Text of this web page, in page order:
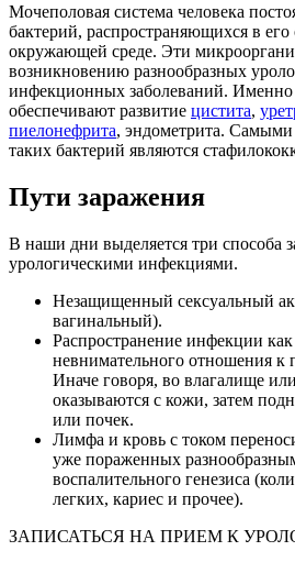
Мочеполовая система человека
бактерий, распространяющихся в его
окружающей среде. Эти
возникновению разнообразных
инфекционных заболеваний. Именно
обеспечивают развитие цистита,
пиелонефрита, эндометрита.
таких бактерий являются
Пути заражения
В наши дни выделяется три способа
урологическими инфекциями.
Незащищенный сексуальный
вагинальный).
Распространение инфекции как
невнимательного отношения к
Иначе говоря, во влагалище
оказываются с кожи, затем
или почек.
Лимфа и кровь с током
уже пораженных
воспалительного генезиса
легких, кариес и прочее).
ЗАПИСАТЬСЯ НА ПРИЕМ К